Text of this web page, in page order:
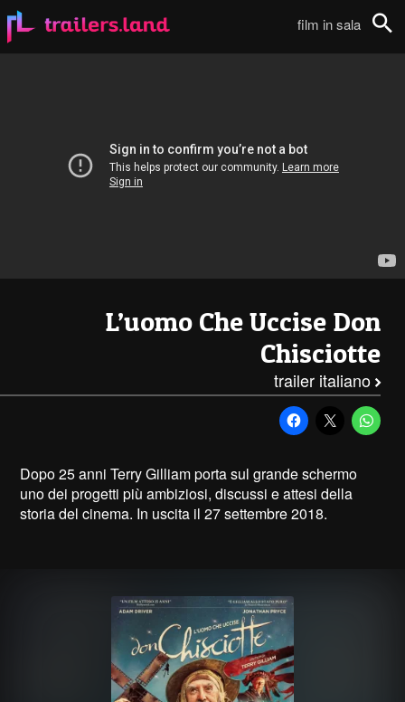
film in sala
L’uomo Che Uccise Don
Chisciotte
trailer italiano
Dopo 25 anni Terry Gilliam porta sul grande schermo
uno dei progetti più ambiziosi, discussi e attesi della
storia del cinema. In uscita il 27 settembre 2018.